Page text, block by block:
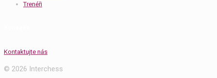
Trenéři
Kontaktujte nás
© 2026 Interchess